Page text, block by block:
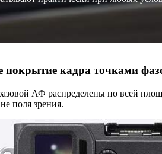
кадра точками
АФ распределены по всей
поля зрения.